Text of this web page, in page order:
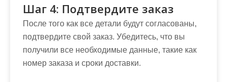
Шаг 4: Подтвердите заказ
После того как все детали будут согласованы,
подтвердите свой заказ. Убедитесь, что вы
получили все необходимые данные, такие как
номер заказа и сроки доставки.